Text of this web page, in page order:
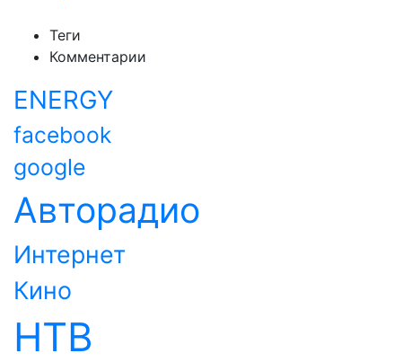
Теги
Комментарии
ENERGY
facebook
google
Авторадио
Интернет
Кино
НТВ